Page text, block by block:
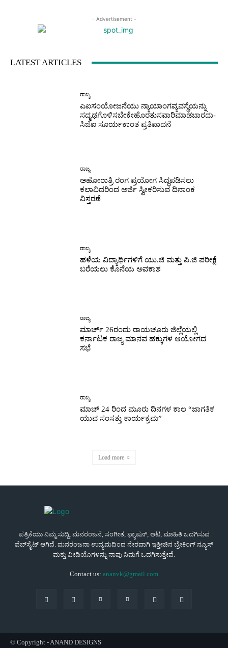
- Advertisement -
LATEST ARTICLES
ರಾಜ್ಯ
ಎಐಸಂಯೋಜನೆಯು ನ್ಯಾಯಾಂಗವ್ಯವಸ್ಥೆಯನ್ನು
ಸದೃಢಗೊಳಿಸಬೇಕೇಹೊರತುಸವಾರಿಮಾಡಬಾರದು-
ಸಿಜೆಐ ಸೂರ್ಯಕಾಂತ ಪ್ರತಿಪಾದನೆ
ರಾಜ್ಯ
ಅಹೋರಾತ್ರಿ ರಂಗ ಪ್ರಯೋಗ ಸಿದ್ಧಪಡಿಸಲು
ಕಲಾವಿದರಿಂದ ಅರ್ಜಿ ಸ್ವೀಕರಿಸುವ ದಿನಾಂಕ
ವಿಸ್ತರಣೆ
ರಾಜ್ಯ
ಹಳೆಯ ವಿದ್ಯಾರ್ಥಿಗಳಿಗೆ ಯು.ಜಿ ಮತ್ತು ಪಿ.ಜಿ ಪರೀಕ್ಷೆ
ಬರೆಯಲು ಕೊನೆಯ ಅವಕಾಶ
ರಾಜ್ಯ
ಮಾರ್ಚ್ 26ರಂದು ರಾಯಚೂರು ಜಿಲ್ಲೆಯಲ್ಲಿ
ಕರ್ನಾಟಕ ರಾಜ್ಯ ಮಾನವ ಹಕ್ಕುಗಳ ಆಯೋಗದ
ಸಭೆ
ರಾಜ್ಯ
ಮಾಚ್ 24 ರಿಂದ ಮೂರು ದಿನಗಳ ಕಾಲ “ಜಾಗತಿಕ
ಯುವ ಸಂಸತ್ತು ಕಾರ್ಯಕ್ರಮ”
Load more
ಪತ್ರಿಕೆಯು ನಿಮ್ಮ ಸುದ್ದಿ, ಮನರಂಜನೆ, ಸಂಗೀತ, ಫ್ಯಾಷನ್, ಆಟ, ಮಾಹಿತಿ ಒದಗಿಸುವ
ವೆಬ್‌ಸೈಟ್ ಆಗಿದೆ. ಮನರಂಜನಾ ಉದ್ಯಮದಿಂದ ನೇರವಾಗಿ ಇತ್ತೀಚಿನ ಬ್ರೇಕಿಂಗ್ ನ್ಯೂಸ್
ಮತ್ತು ವೀಡಿಯೊಗಳನ್ನು ನಾವು ನಿಮಗೆ ಒದಗಿಸುತ್ತೇವೆ.
Contact us: ananvk@gmail.com
© Copyright - ANAND DESIGNS